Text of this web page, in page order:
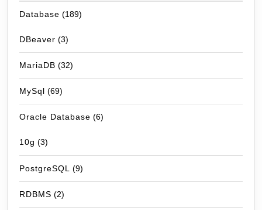
Database (189)
DBeaver (3)
MariaDB (32)
MySql (69)
Oracle Database (6)
10g (3)
PostgreSQL (9)
RDBMS (2)